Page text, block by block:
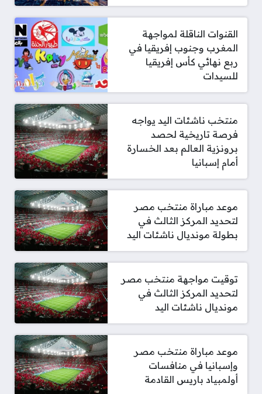
القنوات الناقلة لمواجهة
المغرب وجنوب إفريقيا في
ربع نهائي كأس إفريقيا
للسيدات
منتخب ناشئات اليد يواجه
فرصة تاريخية لحصد
برونزية العالم بعد الخسارة
أمام إسبانيا
موعد مباراة منتخب مصر
لتحديد المركز الثالث في
بطولة مونديال ناشئات اليد
توقيت مواجهة منتخب مصر
لتحديد المركز الثالث في
مونديال ناشئات اليد
موعد مباراة منتخب مصر
وإسبانيا في منافسات
أولمبياد باريس القادمة